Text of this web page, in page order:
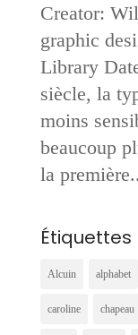
Creator:
graphic
Library
siècle, la
moins
beaucoup
la
Étiquettes
Alcuin alphabet
caroline chapeau